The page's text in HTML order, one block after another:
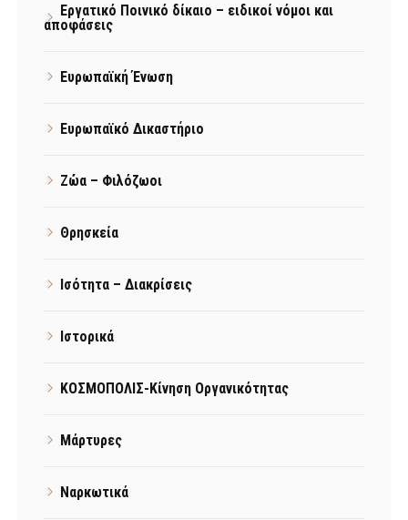
Εργατικό Ποινικό δίκαιο – ειδικοί νόμοι και
αποφάσεις
Ευρωπαϊκή Ένωση
Ευρωπαϊκό Δικαστήριο
Ζώα – Φιλόζωοι
Θρησκεία
Ισότητα – Διακρίσεις
Ιστορικά
ΚΟΣΜΟΠΟΛΙΣ-Κίνηση Οργανικότητας
Μάρτυρες
Ναρκωτικά